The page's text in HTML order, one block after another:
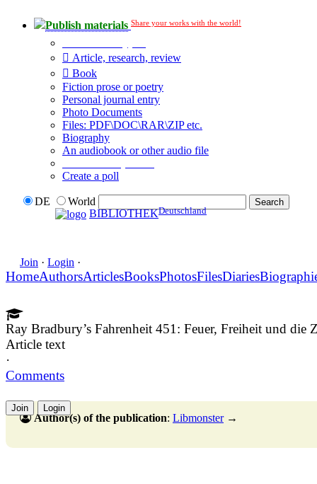
Publish materials Share your works with the world!
Article, research, review
Book
Fiction prose or poetry
Personal journal entry
Photo Documents
Files: PDF\DOC\RAR\ZIP etc.
Biography
An audiobook or other audio file
Create a poll
DE
World
BIBLIOTHEKDeutschland
Join · Login ·
HomeAuthorsArticlesBooksPhotosFilesDiaries
Ray Bradbury’s Fahrenheit 451: Feuer, Freiheit und die
Article text
·
Comments
Join Login
Author(s) of the publication: Libmonster→